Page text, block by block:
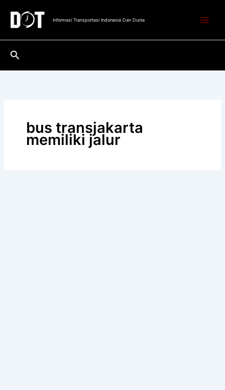
konten
Informasi Transportasi Indonesia Dan Dunia
Cari
bus transjakarta
memiliki jalur